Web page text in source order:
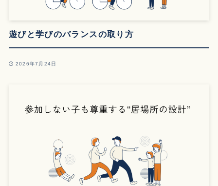
遊びと学びのバランスの取り方
2026年7月24日